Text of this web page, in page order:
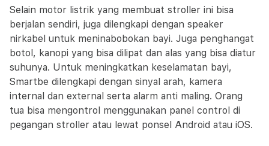
Selain motor listrik yang membuat stroller ini bisa
berjalan sendiri, juga dilengkapi dengan speaker
nirkabel untuk meninabobokan bayi. Juga penghangat
botol, kanopi yang bisa dilipat dan alas yang bisa diatur
suhunya. Untuk meningkatkan keselamatan bayi,
Smartbe dilengkapi dengan sinyal arah, kamera
internal dan external serta alarm anti maling. Orang
tua bisa mengontrol menggunakan panel control di
pegangan stroller atau lewat ponsel Android atau iOS.